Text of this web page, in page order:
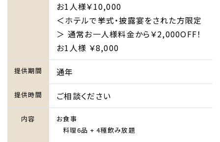
お1人様￥10,000
＜ホテルで挙式・披露宴をされた方限定
＞ 通常お一人様料金から￥2,000OFF！
お1人様 ￥8,000
提供期間 通年
提供時間 ご相談ください
内容
お食事
料理6品 + 4種飲み放題